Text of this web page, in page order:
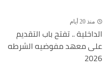
منذ 20 أيام
الداخلية .. تفتح باب التقديم
على معهد مفوضيه الشرطه
2026